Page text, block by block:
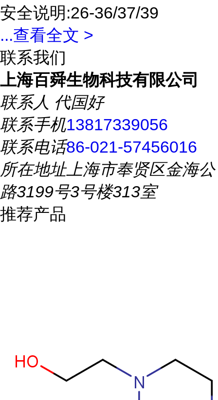
安全说明:26-36/37/39
...查看全文 >
联系我们
上海百舜生物科技有限公司
联系人 代国好
联系手机13817339056
联系电话86-021-57456016
所在地址上海市奉贤区金海公
路3199号3号楼313室
推荐产品